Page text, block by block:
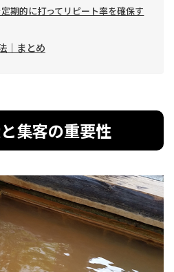
期的に打ってリピート率を確保す
｜まとめ
集客の重要性